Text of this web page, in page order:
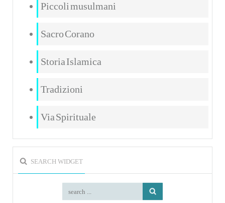
Piccoli musulmani
Sacro Corano
Storia Islamica
Tradizioni
Via Spirituale
SEARCH WIDGET